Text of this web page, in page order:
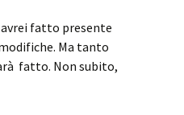
avrei fatto presente
Ma tanto
fatto. Non subito,